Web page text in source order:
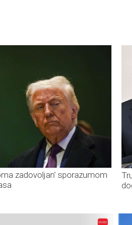
zadovoljan' sporazumom